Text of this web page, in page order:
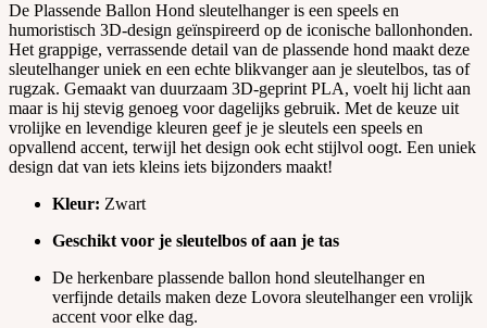
De Plassende Ballon Hond sleutelhanger is een speels en
humoristisch 3D-design geïnspireerd op de iconische ballonhonden.
Het grappige, verrassende detail van de plassende hond maakt deze
sleutelhanger uniek en een echte blikvanger aan je sleutelbos, tas of
rugzak. Gemaakt van duurzaam 3D-geprint PLA, voelt hij licht aan
maar is hij stevig genoeg voor dagelijks gebruik. Met de keuze uit
vrolijke en levendige kleuren geef je je sleutels een speels en
opvallend accent, terwijl het design ook echt stijlvol oogt. Een uniek
design dat van iets kleins iets bijzonders maakt!
Kleur: Zwart
Geschikt voor je sleutelbos of aan je tas
De herkenbare plassende ballon hond sleutelhanger en
verfijnde details maken deze Lovora sleutelhanger een vrolijk
accent voor elke dag.